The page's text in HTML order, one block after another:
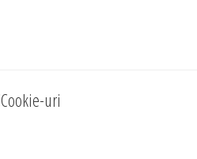
Cookie-uri